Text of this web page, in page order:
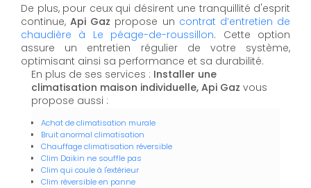
De plus, pour ceux qui désirent une tranquillité d'esprit
continue,Api Gaz propose un contrat d’entretien de
chaudière à Le péage-de-roussillon. Cette option
assure un entretien régulier de votre système,
optimisant ainsi sa performance et sa durabilité.
En plus de ses services : Installer une
climatisation maison individuelle, Api Gaz vous
propose aussi :
Achat de climatisation murale
Bruit anormal climatisation
Chauffage climatisation réversible
Clim Daikin ne souffle pas
Clim qui coule à l'extérieur
Clim réversible en panne